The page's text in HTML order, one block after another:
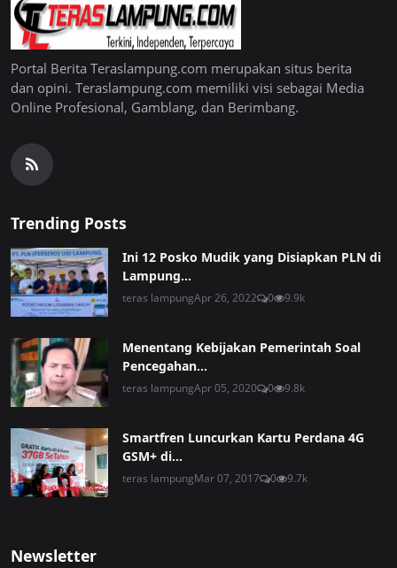
Portal Berita Teraslampung.com merupakan situs berita
dan opini. Teraslampung.com memiliki visi sebagai Media
Online Profesional, Gamblang, dan Berimbang.
Trending Posts
Ini 12 Posko Mudik yang Disiapkan PLN di
Lampung...
teras lampungApr 26, 2022 0 9.9k
Menentang Kebijakan Pemerintah Soal
Pencegahan...
teras lampungApr 05, 2020 0 9.8k
Smartfren Luncurkan Kartu Perdana 4G
GSM+ di...
teras lampungMar 07, 2017 0 9.7k
Newsletter